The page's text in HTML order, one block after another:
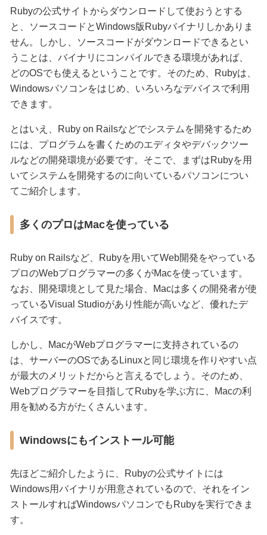
Rubyの公式サイトからダウンロードして使おうとする
と、ソースコードとWindows版Rubyバイナリしかありま
せん。しかし、ソースコードがダウンロードできるとい
うことは、バイナリにコンパイルできる環境があれば、
どのOSでも使えるということです。そのため、Rubyは、
Windowsパソコンをはじめ、いろいろなデバイスで利用
できます。
とはいえ、Ruby on Railsなどでシステムを開発するため
には、プログラムを書くためのエディタやデバックツー
ルなどの開発環境が必要です。そこで、まずはRubyを用
いてシステムを開発するのに向いているパソコンについ
てご紹介します。
多くのプロはMacを使っている
Ruby on Railsなど、Rubyを用いてWeb開発をやっている
プロのWebプログラマーの多くがMacを使っています。
なお、開発環境として見た場合、Macは多くの開発者が使
っているVisual Studioがあり性能が高いなど、優れたデ
バイスです。
しかし、MacがWebプログラマーに支持されているの
は、サーバーのOSであるLinuxと同じ環境を作りやすい点
が最大のメリットだからと言えるでしょう。そのため、
Webプログラマーを目指してRubyを学ぶ方に、Macの利
用を勧める方がたくさんいます。
Windowsにもインストール可能
先ほどご紹介したように、Rubyの公式サイトには
Windows用バイナリが用意されているので、それをイン
ストールすればWindowsパソコンでもRubyを実行できま
す。